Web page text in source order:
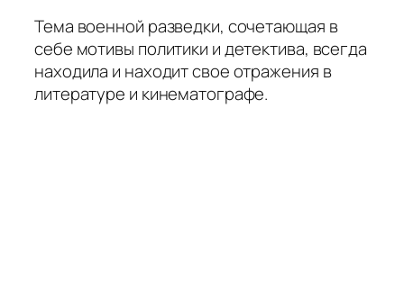
Тема военной разведки, сочетающая в
себе мотивы политики и детектива, всегда
находила и находит свое отражения в
литературе и кинематографе.